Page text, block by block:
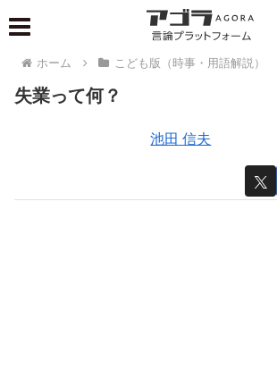
ホーム こども版（時事・用語解説）
失業って何？
池田 信夫